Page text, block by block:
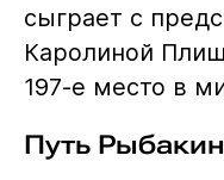
сыграет с
Каролиной
197-е место в
Путь